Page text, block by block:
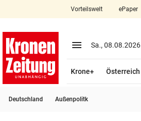
account_circle Anmelden
Vorteilswelt ePaper
menu Menü aufklappen
Sa., 08.08.2026
Krone+ Österreich
Deutschland Außenpolitk